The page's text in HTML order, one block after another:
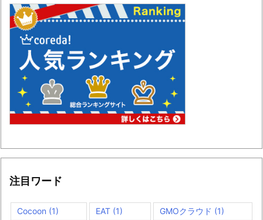
注目ワード
Cocoon (1) EAT (1) GMOクラウド (1)